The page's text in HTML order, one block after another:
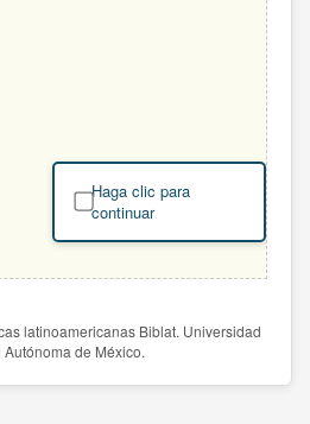
Haga clic para
continuar
latinoamericanas Biblat. Universidad
de México.